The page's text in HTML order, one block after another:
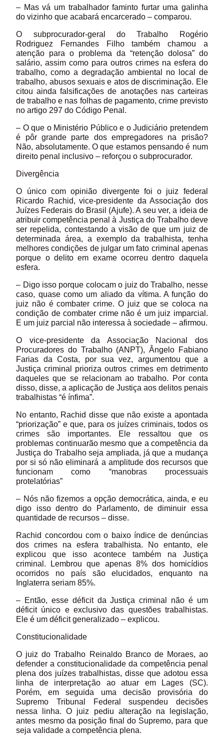
– Mas vá um trabalhador faminto furtar uma galinha
do vizinho que acabará encarcerado – comparou.
O subprocurador-geral do Trabalho Rogério
Rodriguez Fernandes Filho também chamou a
atenção para o problema da “retenção dolosa” do
salário, assim como para outros crimes na esfera do
trabalho, como a degradação ambiental no local de
trabalho, abusos sexuais e atos de discriminação. Ele
citou ainda falsificações de anotações nas carteiras
de trabalho e nas folhas de pagamento, crime previsto
no artigo 297 do Código Penal.
– O que o Ministério Público e o Judiciário pretendem
é pôr grande parte dos empregadores na prisão?
Não, absolutamente. O que estamos pensando é num
direito penal inclusivo – reforçou o subprocurador.
Divergência
O único com opinião divergente foi o juiz federal
Ricardo Rachid, vice-presidente da Associação dos
Juízes Federais do Brasil (Ajufe). A seu ver, a ideia de
atribuir competência penal à Justiça do Trabalho deve
ser repelida, contestando a visão de que um juiz de
determinada área, a exemplo da trabalhista, tenha
melhores condições de julgar um fato criminal apenas
porque o delito em exame ocorreu dentro daquela
esfera.
– Digo isso porque colocam o juiz do Trabalho, nesse
caso, quase como um aliado da vítima. A função do
juiz não é combater crime. O juiz que se coloca na
condição de combater crime não é um juiz imparcial.
E um juiz parcial não interessa à sociedade – afirmou.
O vice-presidente da Associação Nacional dos
Procuradores do Trabalho (ANPT), Ângelo Fabiano
Farias da Costa, por sua vez, argumentou que a
Justiça criminal prioriza outros crimes em detrimento
daqueles que se relacionam ao trabalho. Por conta
disso, disse, a aplicação de Justiça aos delitos penais
trabalhistas “é ínfima”.
No entanto, Rachid disse que não existe a apontada
“priorização” e que, para os juízes criminais, todos os
crimes são importantes. Ele ressaltou que os
problemas continuarão mesmo que a competência da
Justiça do Trabalho seja ampliada, já que a mudança
por si só não eliminará a amplitude dos recursos que
funcionam como “manobras processuais
protelatórias”
– Nós não fizemos a opção democrática, ainda, e eu
digo isso dentro do Parlamento, de diminuir essa
quantidade de recursos – disse.
Rachid concordou com o baixo índice de denúncias
dos crimes na esfera trabalhista. No entanto, ele
explicou que isso acontece também na Justiça
criminal. Lembrou que apenas 8% dos homicídios
ocorridos no país são elucidados, enquanto na
Inglaterra seriam 85%.
– Então, esse déficit da Justiça criminal não é um
déficit único e exclusivo das questões trabalhistas.
Ele é um déficit generalizado – explicou.
Constitucionalidade
O juiz do Trabalho Reinaldo Branco de Moraes, ao
defender a constitucionalidade da competência penal
plena dos juízes trabalhistas, disse que adotou essa
linha de interpretação ao atuar em Lages (SC).
Porém, em seguida uma decisão provisória do
Supremo Tribunal Federal suspendeu decisões
nessa linha. O juiz pediu alteração na legislação,
antes mesmo da posição final do Supremo, para que
seja validade a competência plena.